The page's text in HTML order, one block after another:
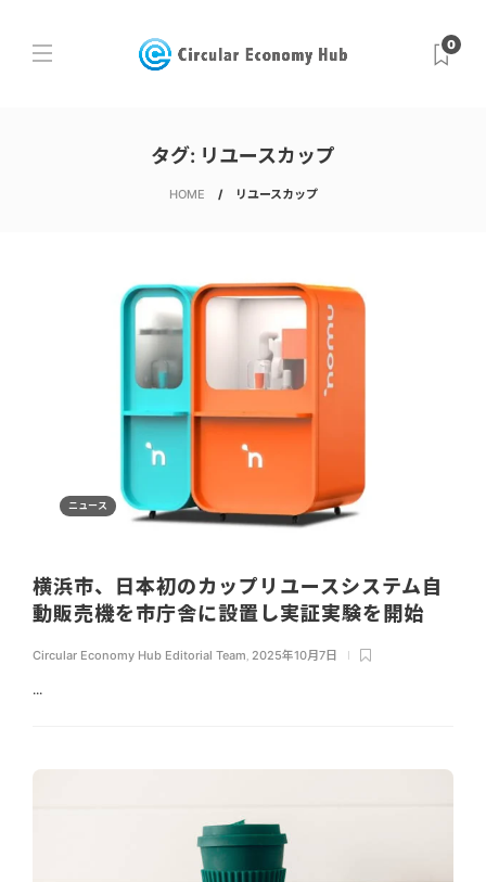
0
タグ: リユースカップ
HOME リユースカップ
ニュース
横浜市、日本初のカップリユースシステム自
動販売機を市庁舎に設置し実証実験を開始
Circular Economy Hub Editorial Team 2025年10月7日
...